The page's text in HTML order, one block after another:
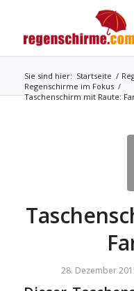
Sie sind hier: Startseite /
Regenschirme im Fokus /
Taschenschirm mit Raute:
28. Dezember